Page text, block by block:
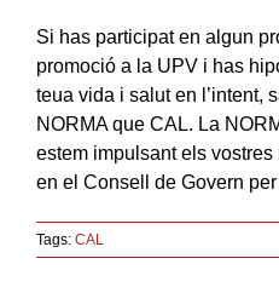
Si has participat en algun
promoció a la UPV i has
teua vida i salut en l’intent,
NORMA que CAL. La
estem impulsant els
en el Consell de Govern
Tags: CAL